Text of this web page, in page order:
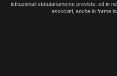
istituzionali statutariamente previste, ed in
associati, anche in forme